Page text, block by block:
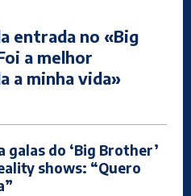
entrada no «Big
a melhor
a minha vida»
do ‘Big Brother’
shows: “Quero